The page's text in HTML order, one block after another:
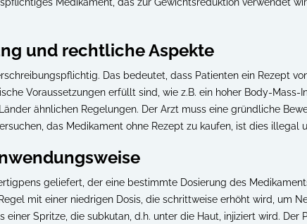
und rechtliche Aspekte
Das bedeutet, dass Patienten ein Rezept
Voraussetzungen erfüllt sind, wie z.B. ein hoher Body-Mass-
ähnlichen Regelungen. Der Arzt muss eine gründliche
das Medikament ohne Rezept zu kaufen, ist dies
geliefert, der eine bestimmte Dosierung des
mit einer niedrigen Dosis, die schrittweise erhöht wird, um
einer Spritze, die subkutan, d.h. unter die Haut, injiziert wird. Der